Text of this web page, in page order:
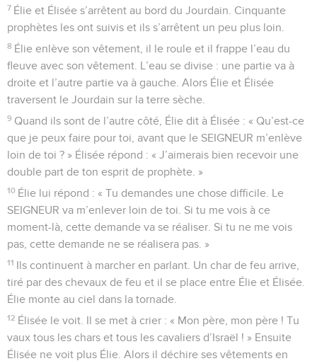
7 Élie et Élisée s’arrêtent au bord du Jourdain. Cinquante
prophètes les ont suivis et ils s’arrêtent un peu plus loin.
8 Élie enlève son vêtement, il le roule et il frappe l’eau du
fleuve avec son vêtement. L’eau se divise : une partie va à
droite et l’autre partie va à gauche. Alors Élie et Élisée
traversent le Jourdain sur la terre sèche.
9 Quand ils sont de l’autre côté, Élie dit à Élisée : « Qu’est-ce
que je peux faire pour toi, avant que le SEIGNEUR m’enlève
loin de toi ? » Élisée répond : « J’aimerais bien recevoir une
double part de ton esprit de prophète. »
10 Élie lui répond : « Tu demandes une chose difficile. Le
SEIGNEUR va m’enlever loin de toi. Si tu me vois à ce
moment-là, cette demande va se réaliser. Si tu ne me vois
pas, cette demande ne se réalisera pas. »
11 Ils continuent à marcher en parlant. Un char de feu arrive,
tiré par des chevaux de feu et il se place entre Élie et Élisée.
Élie monte au ciel dans la tornade.
12 Élisée le voit. Il se met à crier : « Mon père, mon père ! Tu
vaux tous les chars et tous les cavaliers d’Israël ! » Ensuite
Élisée ne voit plus Élie. Alors il déchire ses vêtements en